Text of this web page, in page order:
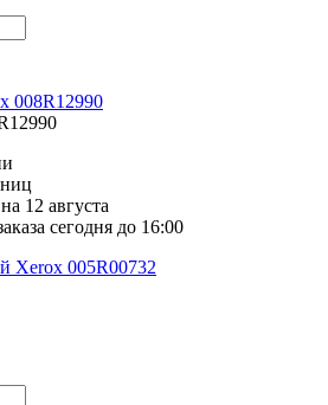
008R12990
12 августа
сегодня до 16:00